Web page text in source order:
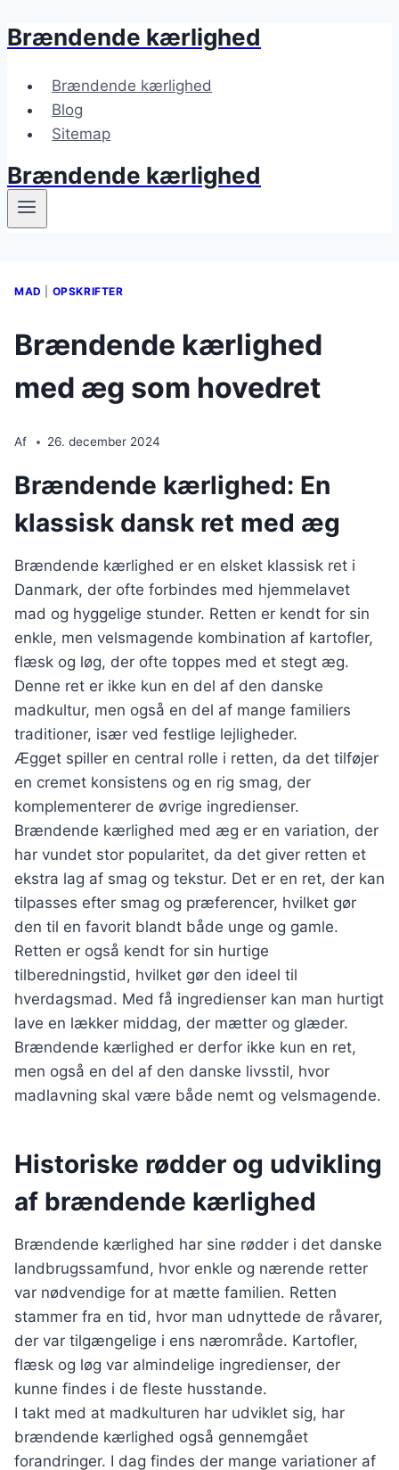
Fortsæt
indhold
Brændende kærlighed
Brændende kærlighed
Blog
Sitemap
Brændende kærlighed
MAD OPSKRIFTER
Brændende kærlighed
med æg som hovedret
Af 26. december 2024
Brændende kærlighed: En
klassisk dansk ret med æg
Brændende kærlighed er en elsket klassisk ret i
Danmark, der ofte forbindes med hjemmelavet
mad og hyggelige stunder. Retten er kendt for sin
enkle, men velsmagende kombination af kartofler,
flæsk og løg, der ofte toppes med et stegt æg.
Denne ret er ikke kun en del af den danske
madkultur, men også en del af mange familiers
traditioner, især ved festlige lejligheder.
Ægget spiller en central rolle i retten, da det tilføjer
en cremet konsistens og en rig smag, der
komplementerer de øvrige ingredienser.
Brændende kærlighed med æg er en variation, der
har vundet stor popularitet, da det giver retten et
ekstra lag af smag og tekstur. Det er en ret, der kan
tilpasses efter smag og præferencer, hvilket gør
den til en favorit blandt både unge og gamle.
Retten er også kendt for sin hurtige
tilberedningstid, hvilket gør den ideel til
hverdagsmad. Med få ingredienser kan man hurtigt
lave en lækker middag, der mætter og glæder.
Brændende kærlighed er derfor ikke kun en ret,
men også en del af den danske livsstil, hvor
madlavning skal være både nemt og velsmagende.
Historiske rødder og udvikling
af brændende kærlighed
Brændende kærlighed har sine rødder i det danske
landbrugssamfund, hvor enkle og nærende retter
var nødvendige for at mætte familien. Retten
stammer fra en tid, hvor man udnyttede de råvarer,
der var tilgængelige i ens nærområde. Kartofler,
flæsk og løg var almindelige ingredienser, der
kunne findes i de fleste husstande.
I takt med at madkulturen har udviklet sig, har
brændende kærlighed også gennemgået
forandringer. I dag findes der mange variationer af